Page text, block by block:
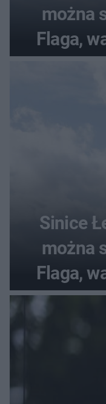
można
Flaga,
Sinice
można
Flaga,